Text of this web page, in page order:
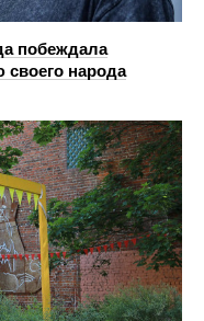
побеждала
своего народа